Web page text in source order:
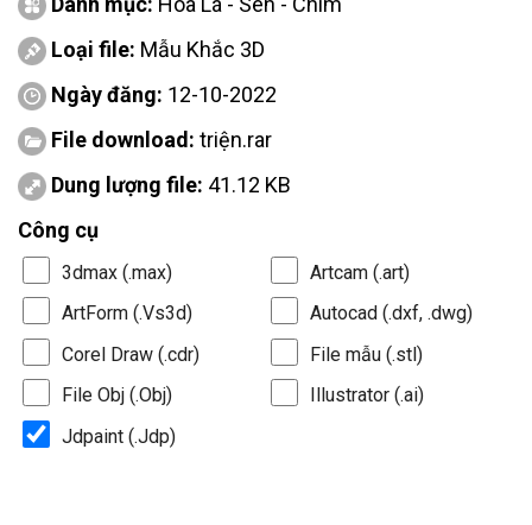
Loại file: Mẫu Khắc 3D
Ngày đăng: 12-10-2022
File download: triện.rar
Dung lượng file: 41.12 KB
Công cụ
3dmax (.max)
Artcam (.art)
ArtForm (.Vs3d)
Autocad (.dxf, .dwg)
Corel Draw (.cdr)
File mẫu (.stl)
File Obj (.Obj)
Illustrator (.ai)
Jdpaint (.Jdp)